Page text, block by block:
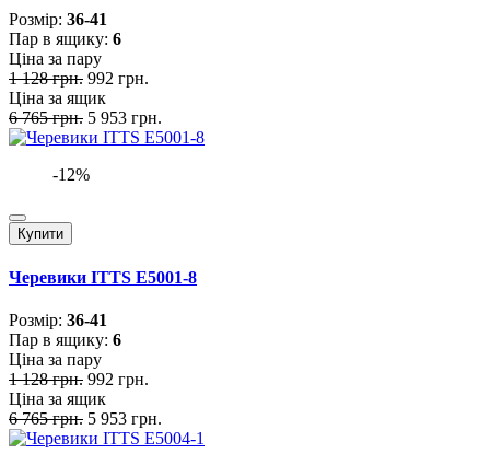
Розмiр: 36-41
Пар в ящику: 6
Ціна за пару
1 128 грн. 992 грн.
Ціна за ящик
6 765 грн. 5 953 грн.
-12%
Купити
Черевики ITTS E5001-8
Розмiр: 36-41
Пар в ящику: 6
Ціна за пару
1 128 грн. 992 грн.
Ціна за ящик
6 765 грн. 5 953 грн.